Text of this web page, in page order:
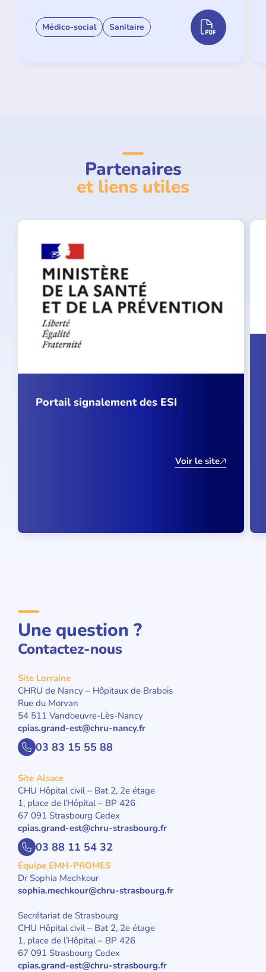
Médico-social Sanitaire
Partenaires
et liens utiles
Portail signalement des ESI
Voir le site
Une question ?
Contactez-nous
Site Lorraine
CHRU de Nancy – Hôpitaux de Brabois
Rue du Morvan
54 511 Vandoeuvre-Lès-Nancy
cpias.grand-est@chru-nancy.fr
03 83 15 55 88
Site Alsace
CHU Hôpital civil – Bat 2, 2e étage
1, place de l’Hôpital – BP 426
67 091 Strasbourg Cedex
cpias.grand-est@chru-strasbourg.fr
03 88 11 54 32
Équipe EMH-PROMES
Dr Sophia Mechkour
sophia.mechkour@chru-strasbourg.fr
Secrétariat de Strasbourg
CHU Hôpital civil – Bat 2, 2e étage
1, place de l’Hôpital – BP 426
67 091 Strasbourg Cedex
cpias.grand-est@chru-strasbourg.fr